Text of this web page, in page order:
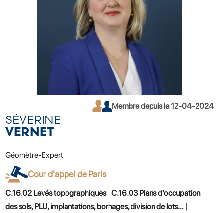
Membre depuis le 12-04-2024
SÉVERINE
VERNET
Géomètre-Expert
Cour d'appel de Paris
C.16.02 Levés topographiques | C.16.03 Plans d’occupation
des sols, PLU, implantations, bornages, division de lots… |